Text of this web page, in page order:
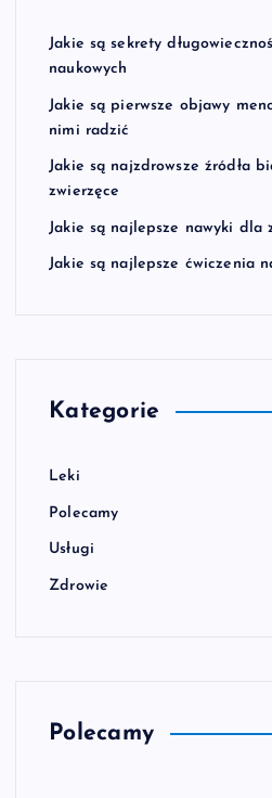
Jakie są sekrety
naukowych
Jakie są pierwsze objawy
nimi radzić
Jakie są najzdrowsze źródła
zwierzęce
Jakie są najlepsze nawyki dla
Jakie są najlepsze ćwiczenia
Kategorie
Leki
Polecamy
Usługi
Zdrowie
Polecamy